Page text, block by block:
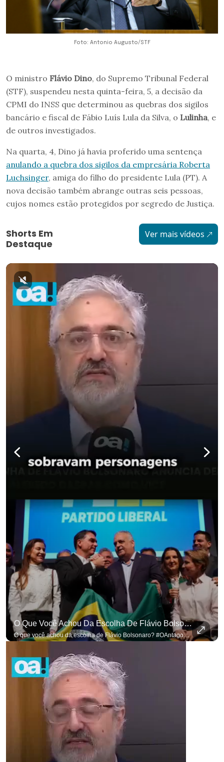
Foto: Antonio Augusto/STF
O ministro Flávio Dino, do Supremo Tribunal Federal
(STF), suspendeu nesta quinta-feira, 5, a decisão da
CPMI do INSS que determinou as quebras dos sigilos
bancário e fiscal de Fábio Luís Lula da Silva, o Lulinha, e
de outros investigados.
Na quarta, 4, Dino já havia proferido uma sentença
anulando a quebra dos sigilos da empresária Roberta
Luchsinger, amiga do filho do presidente Lula (PT). A
nova decisão também abrange outras seis pessoas,
cujos nomes estão protegidos por segredo de Justiça.
Shorts Em
Destaque
Ver mais vídeos
O Que Você Achou Da Escolha De Flávio Bolsonaro? #OAntagonista
O que você achou da escolha de Flávio Bolsonaro? #OAntagonista Se você busca informação com credibilidade, inscreva-se agora e ative o
para não perder